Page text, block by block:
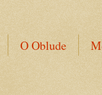
O Oblude